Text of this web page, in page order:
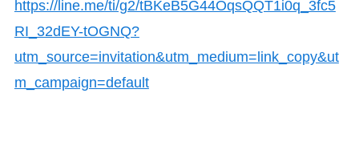
https://line.me/ti/g2/tBKeB5G44OqsQQT1i0q_3fc5
RI_32dEY-tOGNQ?
utm_source=invitation&utm_medium=link_copy&ut
m_campaign=default